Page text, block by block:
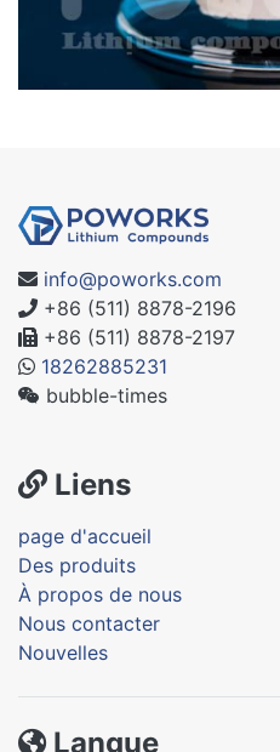
info@poworks.com
+86 (511) 8878-2196
+86 (511) 8878-2197
18262885231
bubble-times
Liens
page d'accueil
Des produits
À propos de nous
Nous contacter
Nouvelles
Langue